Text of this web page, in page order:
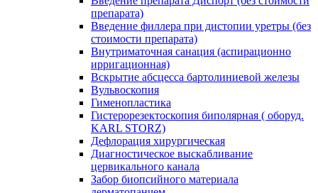
препарата)
Введение филлера при дистопии уретры (без
стоимости препарата)
Внутриматочная санация (аспирационно
ирригационная)
Вскрытие абсцесса бартолиниевой железы
Вульвоскопия
Гименопластика
Гистерорезектоскопия биполярная ( оборуд.
KARL STORZ)
Дефлорация хирургическая
Диагностическое выскабливание
цервикального канала
Забор биопсийного материала